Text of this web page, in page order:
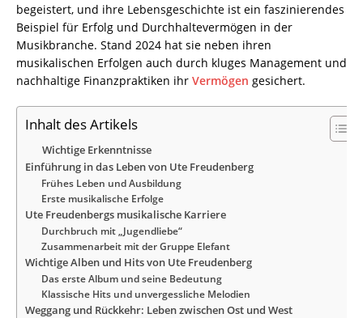
begeistert, und ihre Lebensgeschichte ist ein faszinierendes
Beispiel für Erfolg und Durchhaltevermögen in der
Musikbranche. Stand 2024 hat sie neben ihren
musikalischen Erfolgen auch durch kluges Management und
nachhaltige Finanzpraktiken ihr Vermögen gesichert.
Inhalt des Artikels
Wichtige Erkenntnisse
Einführung in das Leben von Ute Freudenberg
Frühes Leben und Ausbildung
Erste musikalische Erfolge
Ute Freudenbergs musikalische Karriere
Durchbruch mit „Jugendliebe“
Zusammenarbeit mit der Gruppe Elefant
Wichtige Alben und Hits von Ute Freudenberg
Das erste Album und seine Bedeutung
Klassische Hits und unvergessliche Melodien
Weggang und Rückkehr: Leben zwischen Ost und West